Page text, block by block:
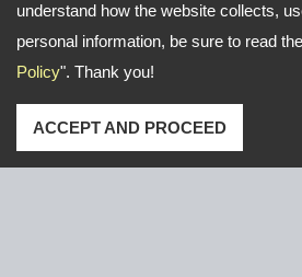
understand how the website collects,
personal information, be sure to read
Policy". Thank you!
ACCEPT AND PROCEED